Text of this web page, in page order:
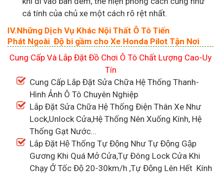
cá tính của chủ xe một cách rõ rệt nhất.
IV.Những Dịch Vụ Khác Nội Thất Ô Tô Tiến
Phát Ngoài Độ bi gầm cho Xe Honda Pilot Tận Nơi
Cung Cấp Và Lắp Đặt Đồ Chơi Ô Tô Chất Lượng Cao-Uy
Tín
Cung Cấp Lắp Đặt Sửa Chữa Hệ Thống Thanh-
Hình Ảnh Ô Tô Chuyên Nghiệp
Lắp Đặt Sửa Chữa Hệ Thống Điện Thân Xe Như
Lock,Unlock Cửa,Hệ Thống Nên Xuống Kính, Hệ
Thống Gạt Nước...
Lắp Đặt Hệ Thống Tự Động Như Tự Động Gập
Gương Khi Quá Mở Cửa,Tự Đông Lock Cửa Khi
Chạy Ở Tốc Độ 20-30km/h ,Tự Động Lên Hết Kính